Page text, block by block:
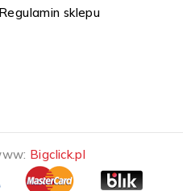
Regulamin sklepu
Bigclick.pl